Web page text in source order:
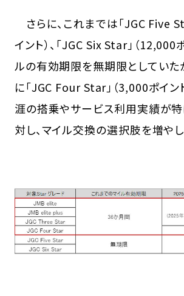
さらに、これまでは「JGC Five
イント）、「JGC Six Star」（12,000
ルの有効期限を無期限としていた
に「JGC Four Star」（3,000ポイン
涯の搭乗やサービス利用実績が
対し、マイル交換の選択肢を増やし